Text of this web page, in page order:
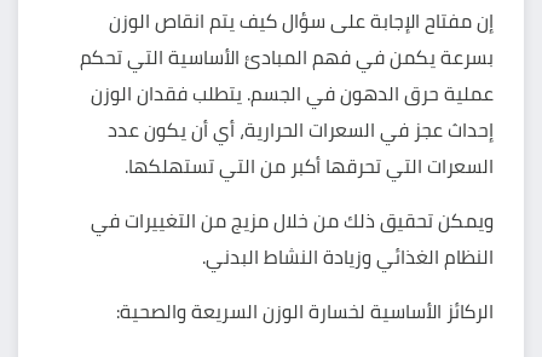
إن مفتاح الإجابة على سؤال كيف يتم انقاص الوزن
بسرعة يكمن في فهم المبادئ الأساسية التي تحكم
عملية حرق الدهون في الجسم. يتطلب فقدان الوزن
إحداث عجز في السعرات الحرارية، أي أن يكون عدد
السعرات التي تحرقها أكبر من التي تستهلكها.
ويمكن تحقيق ذلك من خلال مزيج من التغييرات في
النظام الغذائي وزيادة النشاط البدني.
الركائز الأساسية لخسارة الوزن السريعة والصحية: